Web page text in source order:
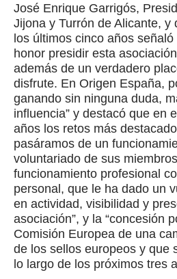
José Enrique Garrigós,
Jijona y Turrón de Alicante, y
los últimos cinco años señaló
honor presidir esta
además de un verdadero
disfrute. En Origen España,
ganando sin ninguna duda,
influencia” y destacó que en
años los retos más
pasáramos de un
voluntariado de sus
funcionamiento profesional
personal, que le ha dado un
en actividad, visibilidad y
asociación”, y la “concesión
Comisión Europea de una
de los sellos europeos y que
lo largo de los próximos tres